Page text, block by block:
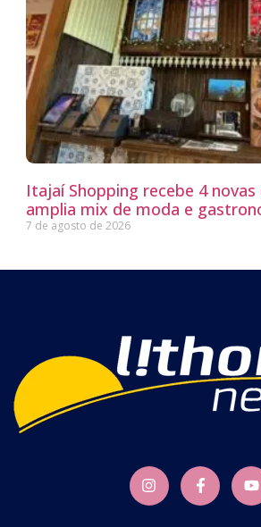
Itajaí Shopping recebe 4
amplia mix de moda e
7 de agosto de 2026